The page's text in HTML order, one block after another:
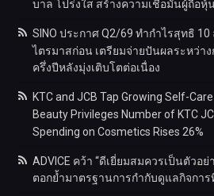
บาล โปร่งใส สร้างความเชื่อมั่นผู้ถือหุ้
SINO ประกาศ Q2/69 ทำกำไรสุทธิ
ไตรมาสก่อน เตรียมจ่ายปันผลระหว่า
ครึ่งปีหลังมุ่งเติบโตต่อเนื่อง
KTC and JCB Tap Growing Self-
Beauty Privileges Number of KTC
Spending on Cosmetics Rises 26%
ADVICE คว้า “ดีเยี่ยมสมควรเป็นตัวอย่
ตอกย้ำมาตรฐานการกำกับดูแลกิจการ